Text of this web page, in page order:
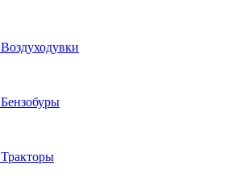
Воздуходувки
Бензобуры
Тракторы